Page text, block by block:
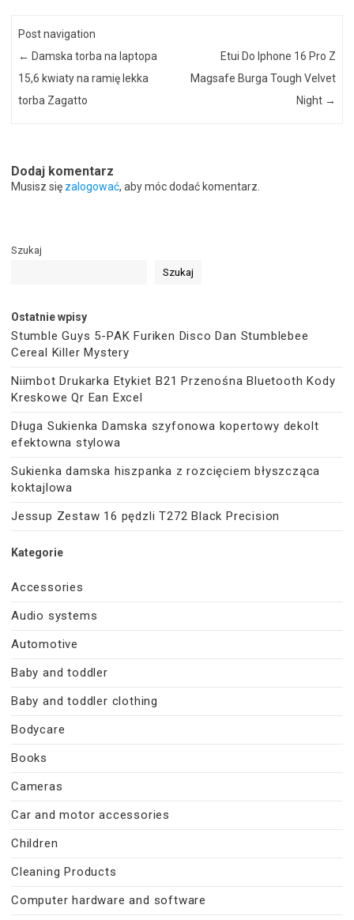
Post navigation
← Damska torba na laptopa
15,6 kwiaty na ramię lekka
torba Zagatto
Etui Do Iphone 16 Pro Z
Magsafe Burga Tough Velvet
Night →
Dodaj komentarz
Musisz się zalogować, aby móc dodać komentarz.
Szukaj
Szukaj
Ostatnie wpisy
Stumble Guys 5-PAK Furiken Disco Dan Stumblebee
Cereal Killer Mystery
Niimbot Drukarka Etykiet B21 Przenośna Bluetooth Kody
Kreskowe Qr Ean Excel
Długa Sukienka Damska szyfonowa kopertowy dekolt
efektowna stylowa
Sukienka damska hiszpanka z rozcięciem błyszcząca
koktajlowa
Jessup Zestaw 16 pędzli T272 Black Precision
Kategorie
Accessories
Audio systems
Automotive
Baby and toddler
Baby and toddler clothing
Bodycare
Books
Cameras
Car and motor accessories
Children
Cleaning Products
Computer hardware and software